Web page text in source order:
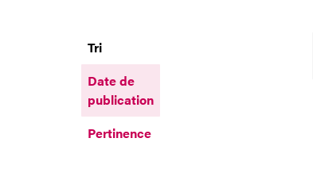
Tri
Date de
publication
Pertinence